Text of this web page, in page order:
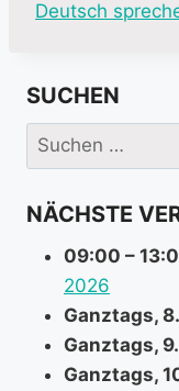
M
e
i
n
o
Deutsch
SUCHEN
Suchen
nach:
NÄCHSTE
09:00 –
2026
Ganztags,
Ganztags,
Ganztags,